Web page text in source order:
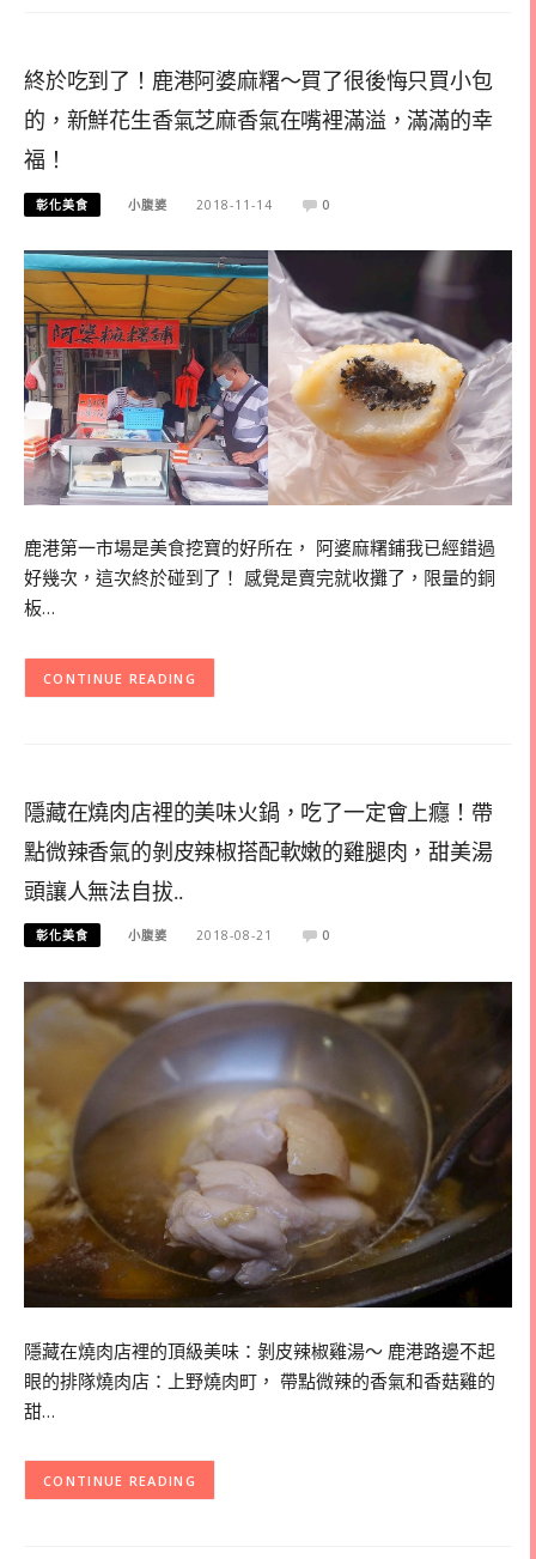
終於吃到了！鹿港阿婆麻糬～買了很後悔只買小包
的，新鮮花生香氣芝麻香氣在嘴裡滿溢，滿滿的幸
福！
彰化美食 小腹婆 2018-11-14 0
鹿港第一市場是美食挖寶的好所在， 阿婆麻糬鋪我已經錯過
好幾次，這次終於碰到了！ 感覺是賣完就收攤了，限量的銅
板…
CONTINUE READING
隱藏在燒肉店裡的美味火鍋，吃了一定會上癮！帶
點微辣香氣的剝皮辣椒搭配軟嫩的雞腿肉，甜美湯
頭讓人無法自拔..
彰化美食 小腹婆 2018-08-21 0
隱藏在燒肉店裡的頂級美味：剝皮辣椒雞湯～ 鹿港路邊不起
眼的排隊燒肉店：上野燒肉町， 帶點微辣的香氣和香菇雞的
甜…
CONTINUE READING